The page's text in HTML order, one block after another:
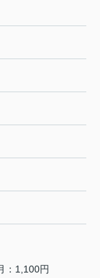
：1,100円